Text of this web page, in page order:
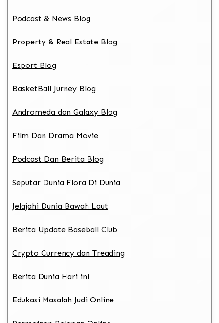
Podcast & News Blog
Property & Real Estate Blog
Esport Blog
BasketBall Jurney Blog
Andromeda dan Galaxy Blog
Film Dan Drama Movie
Podcast Dan Berita Blog
Seputar Dunia Flora Di Dunia
Jelajahi Dunia Bawah Laut
Berita Update Baseball Club
Crypto Currency dan Treading
Berita Dunia Hari ini
Edukasi Masalah Judi Online